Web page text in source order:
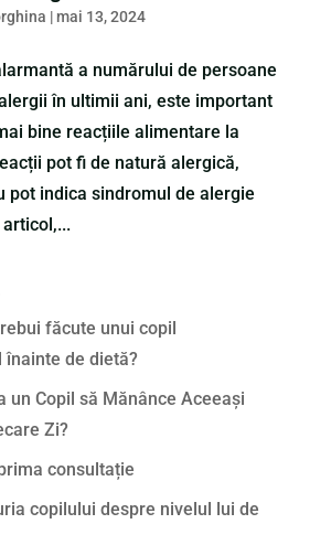
|mai 13, 2024
a numărului de persoane
în ultimii ani, este important
bine reacțiile alimentare la
pot fi de natură alergică,
pot indica sindromul de alergie
făcute unui copil
de dietă?
un Copil să Mănânce Aceeași
Zi?
consultație
copilului despre nivelul lui de